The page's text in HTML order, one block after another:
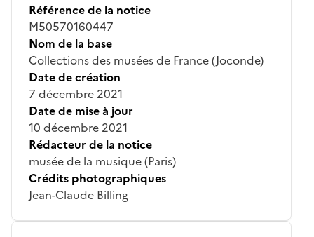
Référence de la notice
M50570160447
Nom de la base
Collections des musées de France (Joconde)
Date de création
7 décembre 2021
Date de mise à jour
10 décembre 2021
Rédacteur de la notice
musée de la musique (Paris)
Crédits photographiques
Jean-Claude Billing